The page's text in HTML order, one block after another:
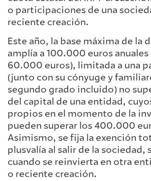
o participaciones de una
reciente creación.
Este año, la base máxima de la
amplía a 100.000 euros anuales
60.000 euros), limitada a una
(junto con su cónyuge y
segundo grado incluido) no
del capital de una entidad,
propios en el momento de la
pueden superar los 400.000
Asimismo, se fija la exención
plusvalía al salir de la sociedad,
cuando se reinvierta en otra
o reciente creación.